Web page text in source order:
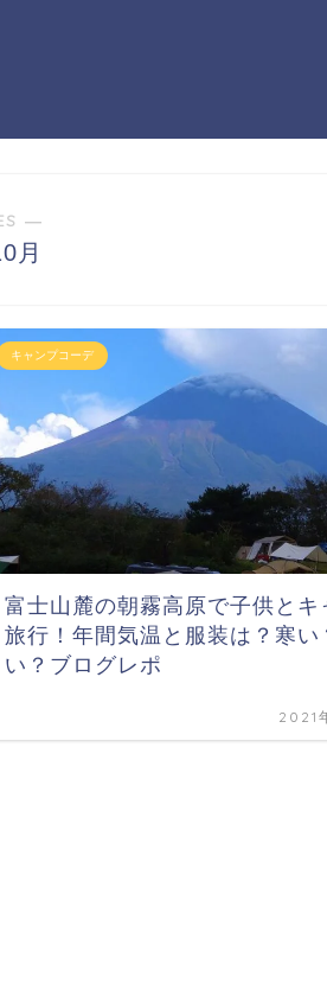
―
月
キャンプコーデ
富士山麓の朝霧高原で子供とキ
旅行！年間気温と服装は？寒い
い？ブログレポ
2021